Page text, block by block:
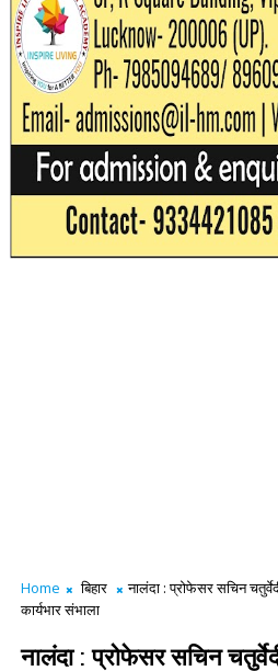
Home बिहार
नालंदा : प्रोफेसर सचिन
कार्यभार संभाला
नालंदा : प्रोफेसर सचिन